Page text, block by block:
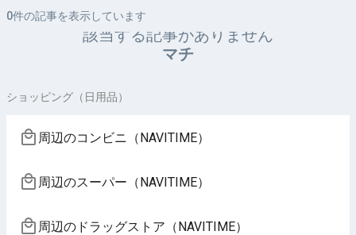
0件の記事を表示しています
該当する記事がありません
マチ
ショッピング（日用品）
周辺のコンビニ（NAVITIME）
周辺のスーパー（NAVITIME）
周辺のドラッグストア（NAVITIME）